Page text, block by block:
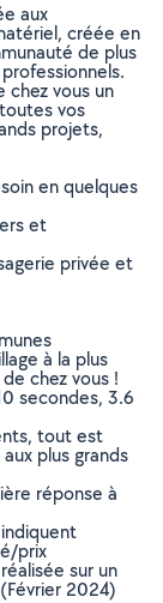
aux
créée en
de plus
vous un
vos
projets,
en quelques
et
privée et
à la plus
chez vous !
secondes, 3.6
tout est
plus grands
réponse à
prix
sur un
2024)